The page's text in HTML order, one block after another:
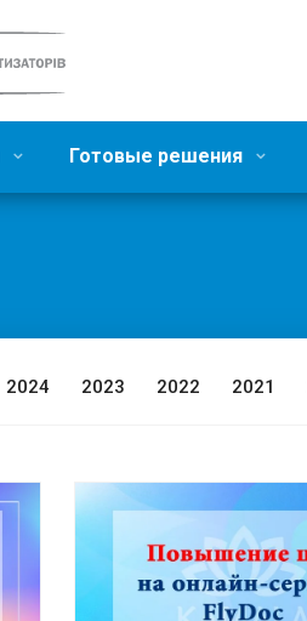
Готовые решения
2024 2023 2022 2021